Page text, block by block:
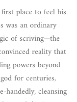
place to feel his
was an ordinary
of scriving—the
reality that
powers beyond
for centuries,
handedly, cleansing